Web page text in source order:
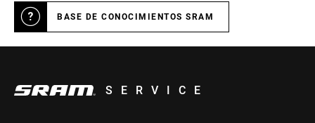
BASE DE CONOCIMIENTOS SRAM
SERVICE